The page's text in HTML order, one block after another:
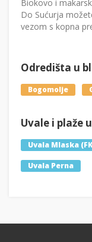
Biokovo i
Do Sućurja
vezom s kopna
Odredišta u
Bogomolje
Uvale i plaže
Uvala Mlaska
Uvala Perna